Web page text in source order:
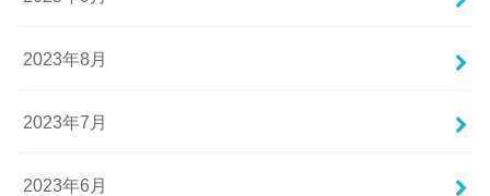
2023年8月
2023年7月
2023年6月